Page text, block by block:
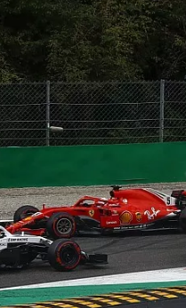
FÓRMULA E